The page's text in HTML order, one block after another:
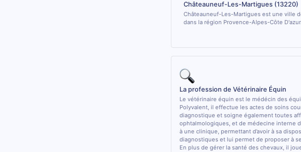
Châteauneuf-Les-Martigues (13220)
Châteauneuf-Les-Martigues est une ville
dans la région Provence-Alpes-Côte D'azur.
La profession de Vétérinaire Équin
Le vétérinaire équin est le médécin des
Polyvalent, il effectue les actes de soins
diagnostique et soigne également toutes
ophtalmologiques, et de médecine interne
à une clinique, permettant d’avoir à sa
diagnostiques et lui permet de proposer à
En plus de gérer la santé des chevaux, il